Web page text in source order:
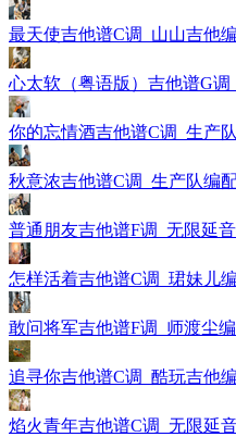
最天使吉他谱C调_山山吉他
心太软（粤语版）吉他谱G
你的忘情酒吉他谱C调_生产
秋意浓吉他谱C调_生产队编
普通朋友吉他谱F调_无限延
怎样活着吉他谱C调_珺妹儿
敢问将军吉他谱F调_师渡尘
追寻你吉他谱C调_酷玩吉他
焰火青年吉他谱C调_无限延